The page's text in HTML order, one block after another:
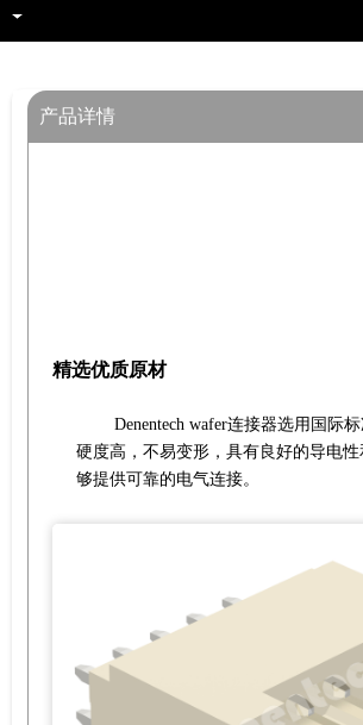
产品详情
精选优质原材
Denentech wafer连接器选用国际
硬度高，不易变形，具有良好的导电
够提供可靠的电气连接。